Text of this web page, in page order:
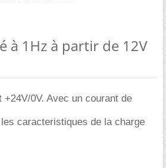
à 1Hz à partir de 12V
0V. Avec un courant de
caracteristiques de la charge